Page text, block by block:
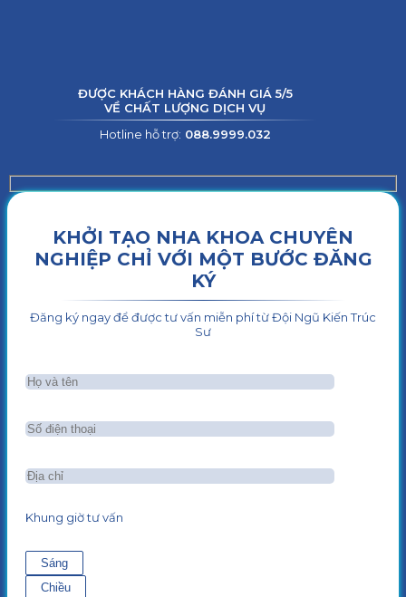
ĐƯỢC KHÁCH HÀNG ĐÁNH GIÁ 5/5
VỀ CHẤT LƯỢNG DỊCH VỤ
Hotline hỗ trợ: 088.9999.032
KHỞI TẠO NHA KHOA CHUYÊN
NGHIỆP CHỈ VỚI MỘT BƯỚC ĐĂNG
KÝ
Đăng ký ngay để được tư vấn miễn phí từ Đội Ngũ Kiến Trúc
Sư
Khung giờ tư vấn
Sáng
Chiều